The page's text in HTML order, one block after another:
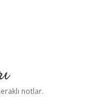
notlar.